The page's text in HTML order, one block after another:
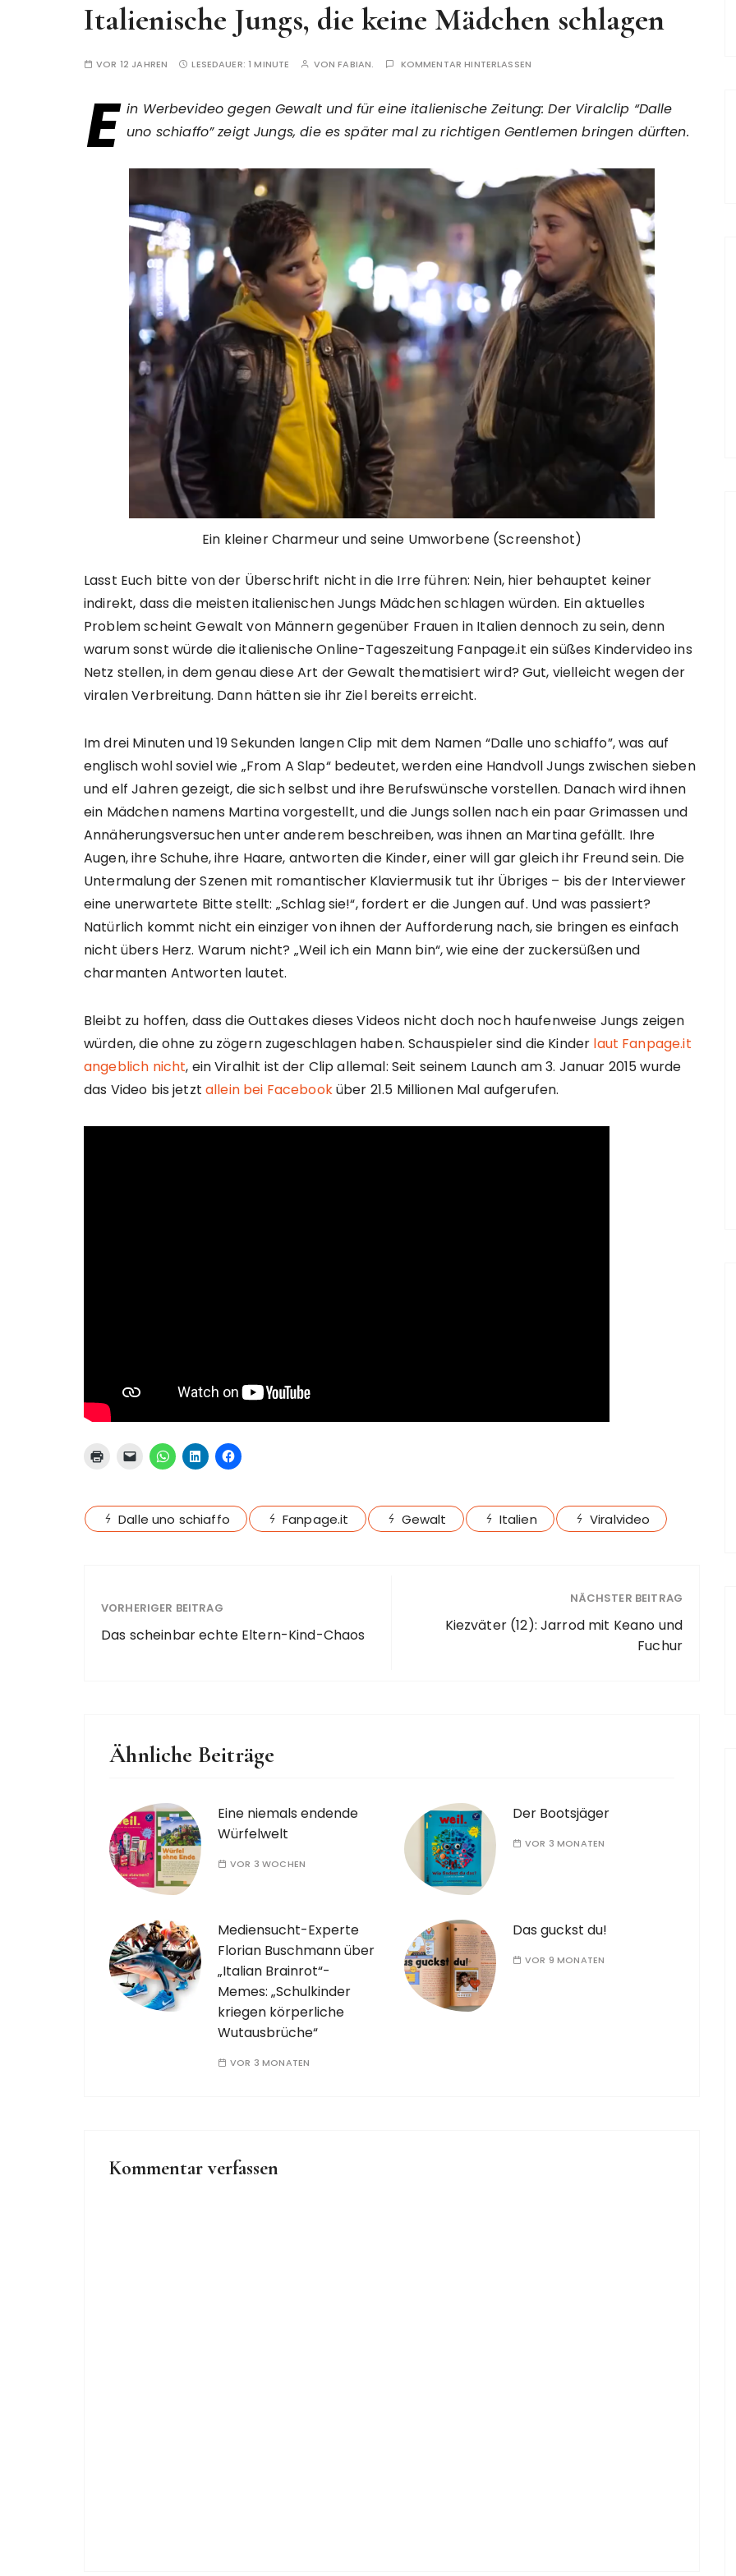
Italienische Jungs, die keine Mädchen schlagen
VOR 12 JAHREN LESEDAUER:1 MINUTE VONFABIAN. KOMMENTAR HINTERLASSEN
E in Werbevideo gegen Gewalt und für eine italienische Zeitung: Der Viralclip “Dalle
uno schiaffo” zeigt Jungs, die es später mal zu richtigen Gentlemen bringen dürften.
Ein kleiner Charmeur und seine Umworbene (Screenshot)
Lasst Euch bitte von der Überschrift nicht in die Irre führen: Nein, hier behauptet keiner
indirekt, dass die meisten italienischen Jungs Mädchen schlagen würden. Ein aktuelles
Problem scheint Gewalt von Männern gegenüber Frauen in Italien dennoch zu sein, denn
warum sonst würde die italienische Online-Tageszeitung Fanpage.it ein süßes Kindervideo ins
Netz stellen, in dem genau diese Art der Gewalt thematisiert wird? Gut, vielleicht wegen der
viralen Verbreitung. Dann hätten sie ihr Ziel bereits erreicht.
Im drei Minuten und 19 Sekunden langen Clip mit dem Namen “Dalle uno schiaffo”, was auf
englisch wohl soviel wie „From A Slap“ bedeutet, werden eine Handvoll Jungs zwischen sieben
und elf Jahren gezeigt, die sich selbst und ihre Berufswünsche vorstellen. Danach wird ihnen
ein Mädchen namens Martina vorgestellt, und die Jungs sollen nach ein paar Grimassen und
Annäherungsversuchen unter anderem beschreiben, was ihnen an Martina gefällt. Ihre
Augen, ihre Schuhe, ihre Haare, antworten die Kinder, einer will gar gleich ihr Freund sein. Die
Untermalung der Szenen mit romantischer Klaviermusik tut ihr Übriges – bis der Interviewer
eine unerwartete Bitte stellt: „Schlag sie!“, fordert er die Jungen auf. Und was passiert?
Natürlich kommt nicht ein einziger von ihnen der Aufforderung nach, sie bringen es einfach
nicht übers Herz. Warum nicht? „Weil ich ein Mann bin“, wie eine der zuckersüßen und
charmanten Antworten lautet.
Bleibt zu hoffen, dass die Outtakes dieses Videos nicht doch noch haufenweise Jungs zeigen
würden, die ohne zu zögern zugeschlagen haben. Schauspieler sind die Kinder laut Fanpage.it
angeblich nicht, ein Viralhit ist der Clip allemal: Seit seinem Launch am 3. Januar 2015 wurde
das Video bis jetzt allein bei Facebooküber 21.5 Millionen Mal aufgerufen.
Dalle uno schiaffo Fanpage.it Gewalt Italien Viralvideo
VORHERIGER BEITRAG
Das scheinbar echte Eltern-Kind-Chaos
NÄCHSTER BEITRAG
Kiezväter (12): Jarrod mit Keano und
Fuchur
Ähnliche Beiträge
Eine niemals endende
Würfelwelt
VOR 3 WOCHEN
Der Bootsjäger
VOR 3 MONATEN
Mediensucht-Experte
Florian Buschmann über
„Italian Brainrot“-
Memes: „Schulkinder
kriegen körperliche
Wutausbrüche“
VOR 3 MONATEN
Das guckst du!
VOR 9 MONATEN
Kommentar verfassen